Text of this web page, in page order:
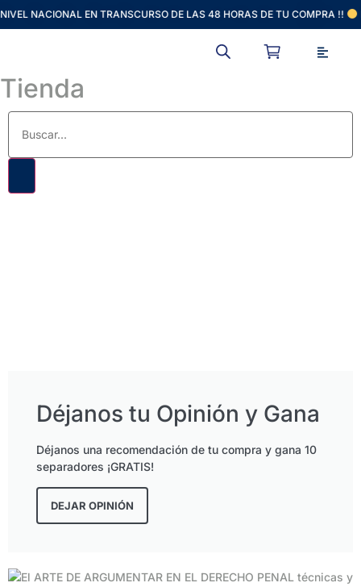
NACIONAL EN TRANSCURSO DE LAS 48 HORAS DE TU COMPRA !!
Tienda
Déjanos tu Opinión y Gana
Déjanos una recomendación de tu compra y gana 10
separadores ¡GRATIS!
DEJAR OPINIÓN